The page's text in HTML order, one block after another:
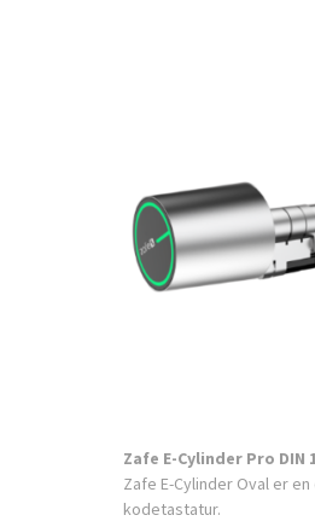
Zafe E-Cylinder Pro DIN
Zafe E-Cylinder Oval er
kodetastatur.